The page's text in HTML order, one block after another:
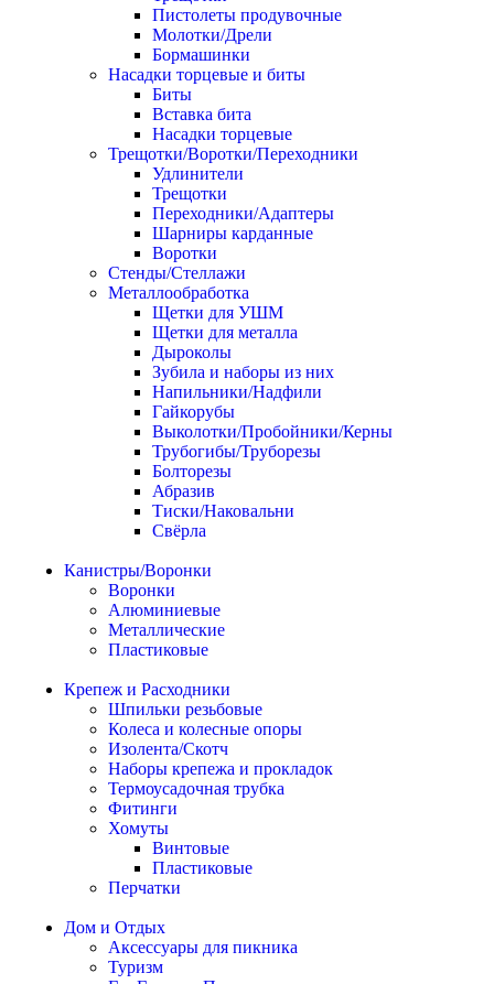
Пистолеты продувочные
Молотки/Дрели
Бормашинки
Насадки торцевые и биты
Биты
Вставка бита
Насадки торцевые
Трещотки/Воротки/Переходники
Удлинители
Трещотки
Переходники/Адаптеры
Шарниры карданные
Воротки
Стенды/Стеллажи
Металлообработка
Щетки для УШМ
Щетки для металла
Дыроколы
Зубила и наборы из них
Напильники/Надфили
Гайкорубы
Выколотки/Пробойники/Керны
Трубогибы/Труборезы
Болторезы
Абразив
Тиски/Наковальни
Свёрла
Канистры/Воронки
Воронки
Алюминиевые
Металлические
Пластиковые
Крепеж и Расходники
Шпильки резьбовые
Колеса и колесные опоры
Изолента/Скотч
Наборы крепежа и прокладок
Термоусадочная трубка
Фитинги
Хомуты
Винтовые
Пластиковые
Перчатки
Дом и Отдых
Аксессуары для пикника
Туризм